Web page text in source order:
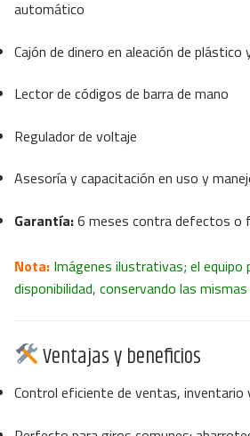
automático
Cajón de dinero en aleación de plástico
Lector de códigos de barra de mano
Regulador de voltaje
Asesoría y capacitación en uso y
Garantía:6 meses contra defectos o
Nota: Imágenes ilustrativas; el equipo
disponibilidad, conservando las
Ventajas y beneficios
Control eficiente de ventas, inventario